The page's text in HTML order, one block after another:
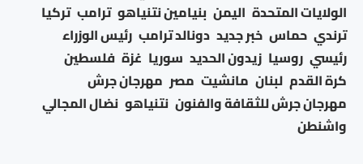
الولايات المتحدة اليمن بنيامين نتنياهو ترامب تركيا
ترندي حماس خبر جديد دونالد ترامب رئيس الوزراء
رئيسي روسيا زيدون الحديد سوريا غزة فلسطين
كرة القدم لبنان مانشيت مصر مهرجان جرش
مهرجان جرش للثقافة والفنون نتنياهو نضال المجالي
واشنطن